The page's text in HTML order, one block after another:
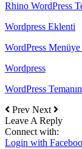
Rhino WordPress
Wordpress Eklenti
WordPress
Wordpress
WordPress
Prev Next
Leave A Reply
Connect with:
Login with